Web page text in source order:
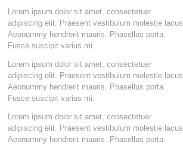
Lorem ipsum dolor sit amet, consectetuer
adipiscing elit. Praesent vestibulum molestie lacus.
Aeonummy hendrerit mauris. Phasellus porta.
Fusce suscipit varius mi.
Lorem ipsum dolor sit amet, consectetuer
adipiscing elit. Praesent vestibulum molestie lacus.
Aeonummy hendrerit mauris. Phasellus porta.
Fusce suscipit varius mi.
Lorem ipsum dolor sit amet, consectetuer
adipiscing elit. Praesent vestibulum molestie lacus.
Aeonummy hendrerit mauris. Phasellus porta.